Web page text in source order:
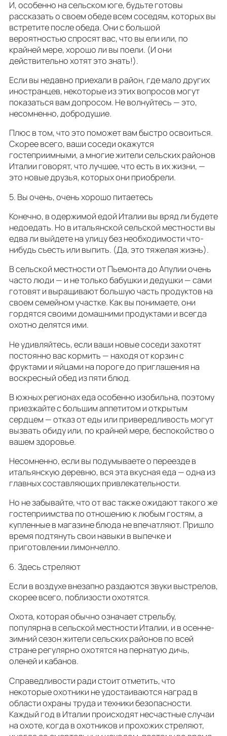
И, особенно на сельском юге, будьте готовы
рассказать о своем обеде всем соседям, которых вы
встретите после обеда. Они с большой
вероятностью спросят вас, что вы ели или, по
крайней мере, хорошо ли вы поели. (И они
действительно хотят это знать!).
Если вы недавно приехали в район, где мало других
иностранцев, некоторые из этих вопросов могут
показаться вам допросом. Не волнуйтесь — это,
несомненно, добродушие.
Плюс в том, что это поможет вам быстро освоиться.
Скорее всего, ваши соседи окажутся
гостеприимными, а многие жители сельских районов
Италии говорят, что лучшее, что есть в их жизни, —
это новые друзья, которых они приобрели.
5. Вы очень, очень хорошо питаетесь
Конечно, в одержимой едой Италии вы вряд ли будете
недоедать. Но в итальянской сельской местности вы
едва ли выйдете на улицу без необходимости что-
нибудь съесть или выпить. (Да, это тяжелая жизнь).
В сельской местности от Пьемонта до Апулии очень
часто люди — и не только бабушки и дедушки — сами
готовят и выращивают большую часть продуктов на
своем семейном участке. Как вы понимаете, они
гордятся своими домашними продуктами и всегда
охотно делятся ими.
Не удивляйтесь, если ваши новые соседи захотят
постоянно вас кормить — находя от корзин с
фруктами и яйцами на пороге до приглашения на
воскресный обед из пяти блюд.
В южных регионах еда особенно изобильна, поэтому
приезжайте с большим аппетитом и открытым
сердцем — отказ от еды или привередливость могут
вызвать обиду или, по крайней мере, беспокойство о
вашем здоровье.
Несомненно, если вы подумываете о переезде в
итальянскую деревню, вся эта вкусная еда — одна из
главных составляющих привлекательности.
Но не забывайте, что от вас также ожидают такого же
гостеприимства по отношению к любым гостям, а
купленные в магазине блюда не впечатляют. Пришло
время подтянуть свои навыки в выпечке и
приготовлении лимончелло.
6. Здесь стреляют
Если в воздухе внезапно раздаются звуки выстрелов,
скорее всего, поблизости охотятся.
Охота, которая обычно означает стрельбу,
популярна в сельской местности Италии, и в осенне-
зимний сезон жители сельских районов по всей
стране регулярно охотятся на пернатую дичь,
оленей и кабанов.
Справедливости ради стоит отметить, что
некоторые охотники не удостаиваются наград в
области охраны труда и техники безопасности.
Каждый год в Италии происходят несчастные случаи
на охоте, когда в охотников и прохожих стреляют,